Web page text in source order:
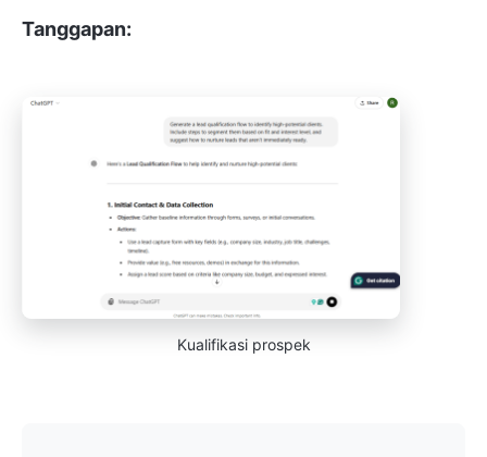
Tanggapan:
Kualifikasi prospek